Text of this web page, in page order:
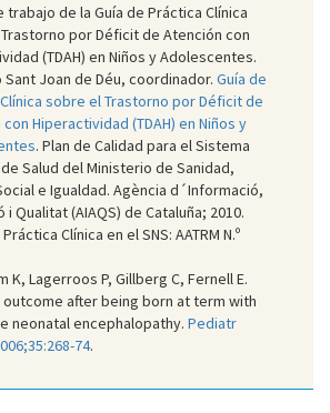
trabajo de la Guía de Práctica Clínica
por Déficit de Atención con
(TDAH) en Niños y Adolescentes.
Sant Joan de Déu, coordinador. Guía de
sobre el Trastorno por Déficit de
Hiperactividad (TDAH) en Niños y
. Plan de Calidad para el Sistema
Salud del Ministerio de Sanidad,
e Igualdad. Agència d´Informació,
i Qualitat (AIAQS) de Cataluña; 2010.
Clínica en el SNS: AATRM N.º
K, Lagerroos P, Gillberg C, Fernell E.
outcome after being born at term with
neonatal encephalopathy. Pediatr
74.